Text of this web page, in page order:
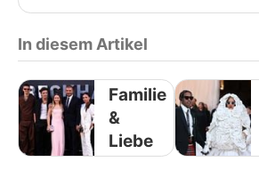
In diesem Artikel
Familie
&
Liebe